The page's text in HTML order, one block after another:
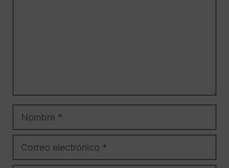
Nombre
Correo